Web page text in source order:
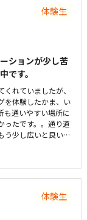
ラがだいすきなの
だやかで、こども
にくい。様子はこ
いなと思います。
体験生
ションが少し苦
です。
れていましたが、
を体験したかま、い
も通いやすい場所に
ったです。。通り道
う少し広いと良いと
いますが、月2回
体験生